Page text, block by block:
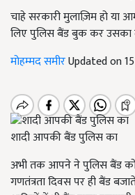
चाहे सरकारी मुलाज़िम हो
लिए पुलिस बैंड बुक कर
मोहम्मद समीरUpdated on
शादी आपकी बैंड पुलिस का
अभी तक आपने ने पुलिस बैंड को
गणतंत्रता दिवस पर ही बैंड